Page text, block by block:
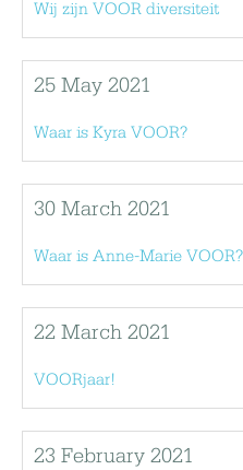
Wij zijn VOOR diversiteit
25 May 2021
Waar is Kyra VOOR?
30 March 2021
Waar is Anne-Marie VOOR?
22 March 2021
VOORjaar!
23 February 2021